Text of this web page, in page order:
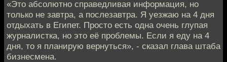
«Это абсолютно справедливая информация, но
только не завтра, а послезавтра. Я уезжаю на 4 дня
отдыхать в Египет. Просто есть одна очень глупая
журналистка, но это её проблемы. Если я еду на 4
дня, то я планирую вернуться», - сказал глава штаба
бизнесмена.